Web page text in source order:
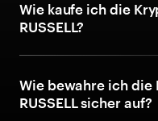
Wie kaufe ich die
RUSSELL?
Wie bewahre ich die
RUSSELL sicher auf?